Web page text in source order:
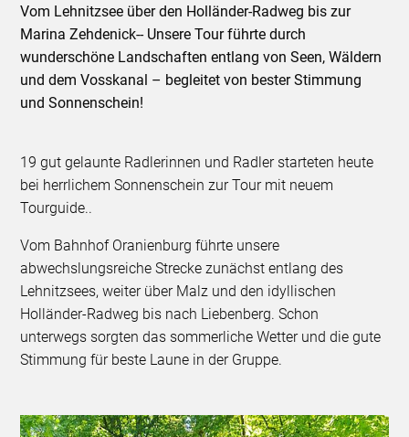
Vom Lehnitzsee über den Holländer-Radweg bis zur
Marina Zehdenick-- Unsere Tour führte durch
wunderschöne Landschaften entlang von Seen, Wäldern
und dem Vosskanal – begleitet von bester Stimmung
und Sonnenschein!
19 gut gelaunte Radlerinnen und Radler starteten heute
bei herrlichem Sonnenschein zur Tour mit neuem
Tourguide..
Vom Bahnhof Oranienburg führte unsere
abwechslungsreiche Strecke zunächst entlang des
Lehnitzsees, weiter über Malz und den idyllischen
Holländer-Radweg bis nach Liebenberg. Schon
unterwegs sorgten das sommerliche Wetter und die gute
Stimmung für beste Laune in der Gruppe.